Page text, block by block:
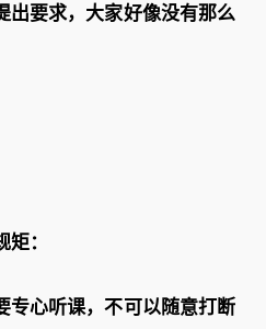
出要求，大家好像没有那么
：
专心听课，不可以随意打断